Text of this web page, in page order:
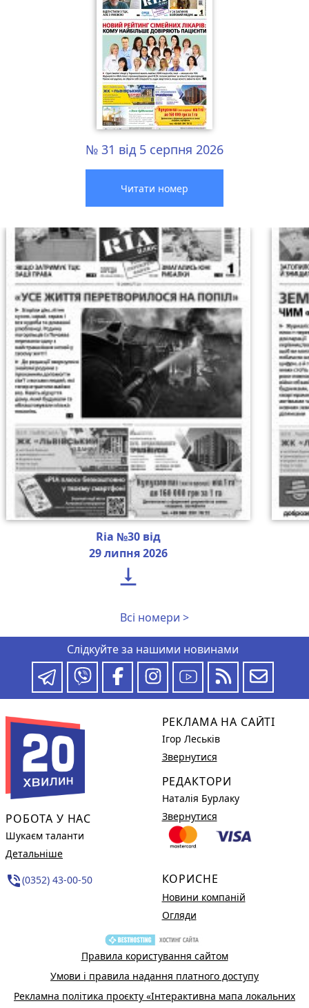
№ 31 від 5 серпня 2026
Читати номер
Ria №30 від
29 липня 2026

Всі номери >
Слідкуйте за нашими новинами
РОБОТА У НАС
Шукаєм таланти
Детальніше
phone_in_talk(0352) 43-00-50
РЕКЛАМА НА САЙТІ
Ігор Леськів
Звернутися
РЕДАКТОРИ
Наталія Бурлаку
Звернутися
КОРИСНЕ
Новини компаній
Огляди
Правила користування сайтом
Умови і правила надання платного доступу
Рекламна політика проєкту «Інтерактивна мапа локальних